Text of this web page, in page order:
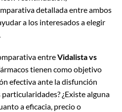
detallada entre ambos
a los interesados a elegir
entreVidalista vs
tienen como objetivo
efectiva ante la disfunción
¿Existe alguna
a eficacia, precio o